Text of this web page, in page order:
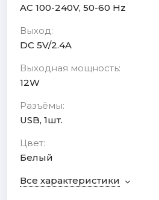
AC 100-240V, 50-60 Hz
Выход:
DC 5V/2.4A
Выходная мощность:
12W
Разъёмы:
USB, 1шт.
Цвет:
Белый
Все характеристики